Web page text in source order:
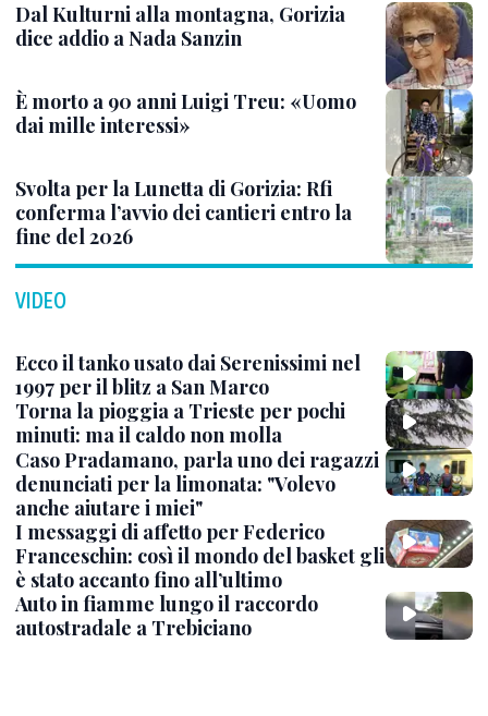
Dal Kulturni alla montagna, Gorizia
dice addio a Nada Sanzin
È morto a 90 anni Luigi Treu: «Uomo
dai mille interessi»
Svolta per la Lunetta di Gorizia: Rfi
conferma l’avvio dei cantieri entro la
fine del 2026
VIDEO
Ecco il tanko usato dai Serenissimi nel
1997 per il blitz a San Marco
Torna la pioggia a Trieste per pochi
minuti: ma il caldo non molla
Caso Pradamano, parla uno dei ragazzi
denunciati per la limonata: "Volevo
anche aiutare i miei"
I messaggi di affetto per Federico
Franceschin: così il mondo del basket gli
è stato accanto fino all’ultimo
Auto in fiamme lungo il raccordo
autostradale a Trebiciano